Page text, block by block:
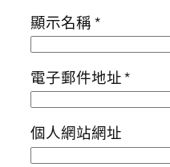
顯示名稱*
電子郵件地址*
個人網站網址